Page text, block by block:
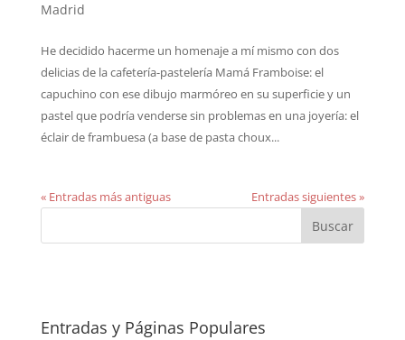
Madrid
He decidido hacerme un homenaje a mí mismo con dos
delicias de la cafetería-pastelería Mamá Framboise: el
capuchino con ese dibujo marmóreo en su superficie y un
pastel que podría venderse sin problemas en una joyería: el
éclair de frambuesa (a base de pasta choux...
« Entradas más antiguas Entradas siguientes »
Entradas y Páginas Populares